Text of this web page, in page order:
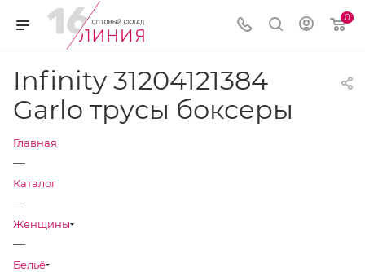
0
Infinity 31204121384
Garlo трусы боксеры
Главная
—
Каталог
—
Женщины
—
Бельё